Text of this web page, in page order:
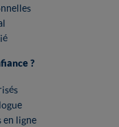
?
en ligne